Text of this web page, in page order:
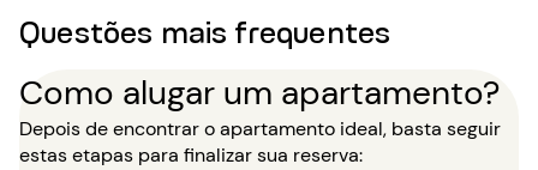
Questões mais frequentes
Como alugar um apartamento?
Depois de encontrar o apartamento ideal, basta seguir
estas etapas para finalizar sua reserva: